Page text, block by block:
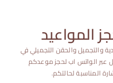
المواعيد
والتجميل والحقن التجميلي في
عبر الواتس اب لحجز موعدكم
المناسبة لحالتكم.